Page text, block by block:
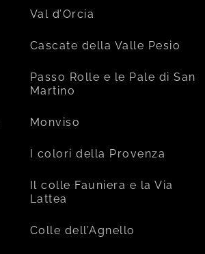
Val d’Orcia
Cascate della Valle Pesio
Passo Rolle e le Pale di San
Martino
Monviso
I colori della Provenza
Il colle Fauniera e la Via
Lattea
Colle dell’Agnello